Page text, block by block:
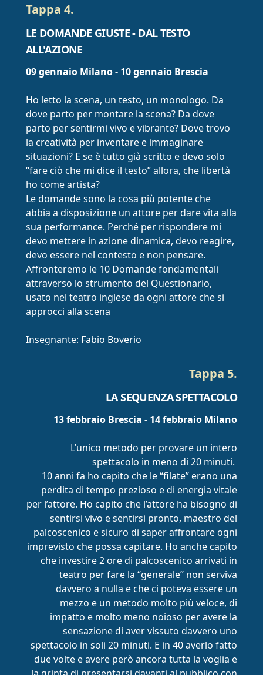
LE DOMANDE GIUSTE - DAL TESTO
ALL'AZIONE
Tappa 4.
09 gennaio Milano - 10 gennaio Brescia
Ho letto la scena, un testo, un monologo. Da
dove parto per montare la scena? Da dove
parto per sentirmi vivo e vibrante? Dove trovo
la creatività per inventare e immaginare
situazioni? E se è tutto già scritto e devo solo
“fare ciò che mi dice il testo” allora, che libertà
ho come artista?
Le domande sono la cosa più potente che
abbia a disposizione un attore per dare vita alla
sua performance. Perché per rispondere mi
devo mettere in azione dinamica, devo reagire,
devo essere nel contesto e non pensare.
Affronteremo le 10 Domande fondamentali
attraverso lo strumento del Questionario,
usato nel teatro inglese da ogni attore che si
approcci alla scena
Insegnante: Fabio Boverio
LA SEQUENZA SPETTACOLO
Tappa 5.
13 febbraio Brescia - 14 febbraio Milano
L’unico metodo per provare un intero
spettacolo in meno di 20 minuti.
10 anni fa ho capito che le “filate” erano una
perdita di tempo prezioso e di energia vitale
per l’attore. Ho capito che l’attore ha bisogno di
sentirsi vivo e sentirsi pronto, maestro del
palcoscenico e sicuro di saper affrontare ogni
imprevisto che possa capitare. Ho anche capito
che investire 2 ore di palcoscenico arrivati in
teatro per fare la “generale” non serviva
davvero a nulla e che ci poteva essere un
mezzo e un metodo molto più veloce, di
impatto e molto meno noioso per avere la
sensazione di aver vissuto davvero uno
spettacolo in soli 20 minuti. E in 40 averlo fatto
due volte e avere però ancora tutta la voglia e